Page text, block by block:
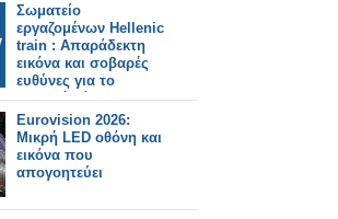
Σωματείο
εργαζομένων Hellenic
train : Απαράδεκτη
εικόνα και σοβαρές
ευθύνες για το
χθεσινό χάος στη
γραμμή Αεροδρομίου.
Eurovision 2026:
Μικρή LED οθόνη και
εικόνα που
απογοητεύει